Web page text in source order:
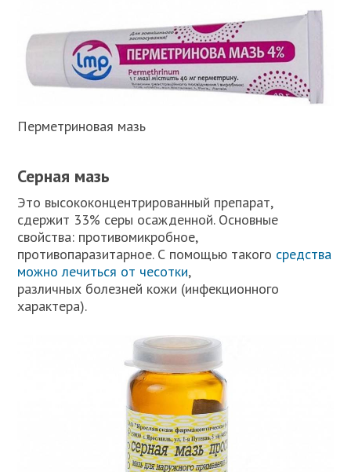
Перметриновая мазь
Серная мазь
Это высококонцентрированный препарат,
сдержит 33% серы осажденной. Основные
свойства: противомикробное,
противопаразитарное. С помощью такого средства
можно лечиться от чесотки,
различных болезней кожи (инфекционного
характера).